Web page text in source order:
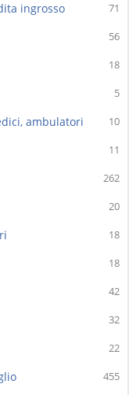
71
ingrosso
56
18
5
10
ambulatori
11
262
20
18
18
42
32
22
455